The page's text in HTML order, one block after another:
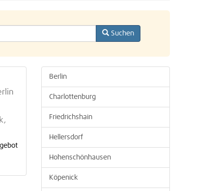
Suchen
Berlin
Charlottenburg
Friedrichshain
Hellersdorf
Hohenschönhausen
Köpenick